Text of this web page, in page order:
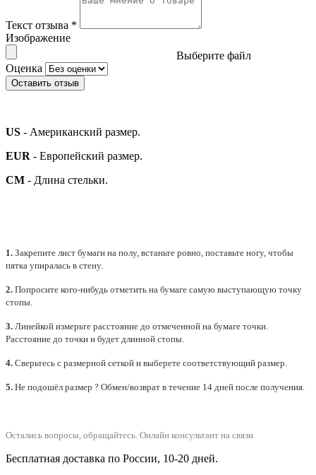
Текст отзыва *
Изображение
Выберите файл
Оценка
Оставить отзыв
US - Американский размер.
EUR - Европейский размер.
СМ - Длина стельки.
1. Закрепите лист бумаги на полу, встаньте ровно, поставьте ногу, чтобы
пятка упиралась в стену.
2. Попросите кого-нибудь отметить на бумаге самую выступающую точку
стопы.
3. Линейкой измерьте расстояние до отмеченной на бумаге точки.
Расстояние до точки и будет длинной стопы.
4. Сверьтесь с размерной сеткой и выберете соответствующий размер.
5. Не подошёл размер ? Обмен/возврат в течение 14 дней после получения.
Остались вопросы, обращайтесь. Онлайн консультант на связи.
Бесплатная доставка по России, 10-20 дней.